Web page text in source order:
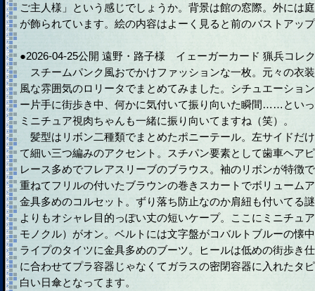
ご主人様」という感じでしょうか。背景は館の窓際。外には
が飾られています。絵の内容はよーく見ると前のバストアッ
●2026-04-25公開 遠野・路子様 イェーガーカード 猟兵コ
スチームパンク風おでかけファッションな一枚。元々の衣
風な雰囲気のロリータでまとめてみました。シチュエーショ
ー片手に街歩き中、何かに気付いて振り向いた瞬間……とい
ミニチュア視肉ちゃんも一緒に振り向いてますね（笑）。
髪型はリボン二種類でまとめたポニーテール。左サイドだ
て細い三つ編みのアクセント。スチパン要素として歯車ヘア
レース多めでフレアスリーブのブラウス。袖のリボンが特徴
重ねてフリルの付いたブラウンの巻きスカートでボリューム
金具多めのコルセット。ずり落ち防止なのか肩紐も付いてる
よりもオシャレ目的っぽい丈の短いケープ。ここにミニチュ
モノクル）がオン。ベルトには文字盤がコバルトブルーの懐
ライプのタイツに金具多めのブーツ。ヒールは低めの街歩き
に合わせてプラ容器じゃなくてガラスの密閉容器に入れたタ
白い日傘となってます。